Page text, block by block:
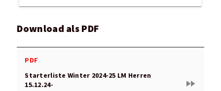
Download als PDF
PDF
Starterliste Winter 2024-25 LM Herren
15.12.24-
fast_forward